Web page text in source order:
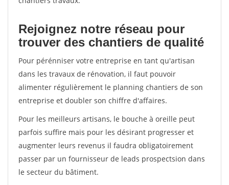
Rejoignez notre réseau pour
trouver des chantiers de qualité
Pour pérénniser votre entreprise en tant qu'artisan
dans les travaux de rénovation, il faut pouvoir
alimenter régulièrement le planning chantiers de son
entreprise et doubler son chiffre d'affaires.
Pour les meilleurs artisans, le bouche à oreille peut
parfois suffire mais pour les désirant progresser et
augmenter leurs revenus il faudra obligatoirement
passer par un fournisseur de leads prospectsion dans
le secteur du bâtiment.